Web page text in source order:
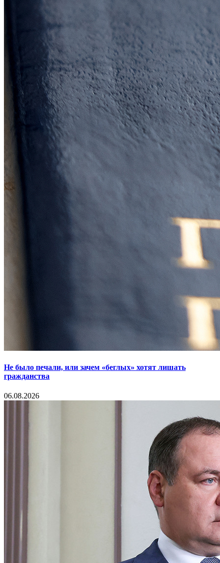
Не было печали, или зачем «беглых» хотят лишать
гражданства
06.08.2026